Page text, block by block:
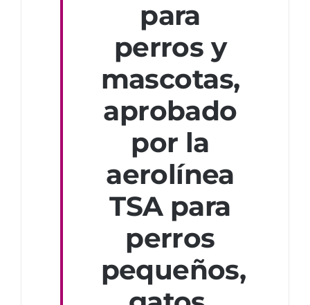
para
perros y
mascotas,
aprobado
por la
aerolínea
TSA para
perros
pequeños,